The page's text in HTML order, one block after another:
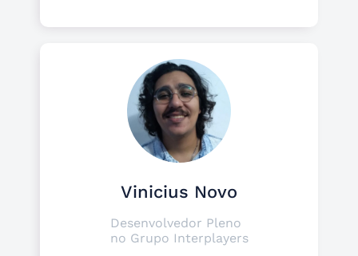
Vinicius Novo
Desenvolvedor Pleno
no Grupo Interplayers